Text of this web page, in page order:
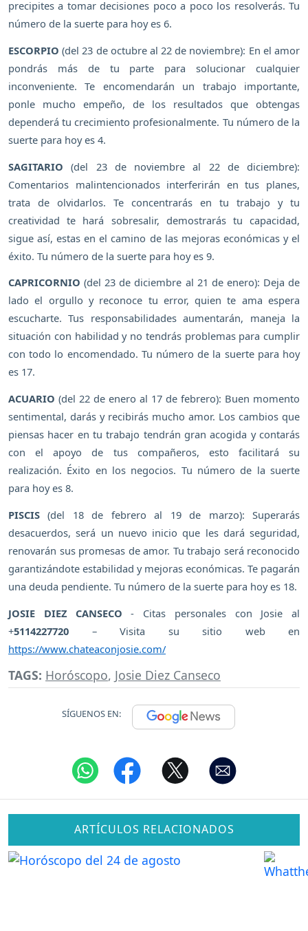
precipites a tomar decisiones poco a poco los resolverás. Tu
número de la suerte para hoy es 6.
ESCORPIO (del 23 de octubre al 22 de noviembre): En el amor
pondrás más de tu parte para solucionar cualquier
inconveniente. Te encomendarán un trabajo importante,
ponle mucho empeño, de los resultados que obtengas
dependerá tu crecimiento profesionalmente. Tu número de la
suerte para hoy es 4.
SAGITARIO (del 23 de noviembre al 22 de diciembre):
Comentarios malintencionados interferirán en tus planes,
trata de olvidarlos. Te concentrarás en tu trabajo y tu
creatividad te hará sobresalir, demostrarás tu capacidad,
sigue así, estas en el camino de las mejoras económicas y el
éxito. Tu número de la suerte para hoy es 9.
CAPRICORNIO (del 23 de diciembre al 21 de enero): Deja de
lado el orgullo y reconoce tu error, quien te ama espera
escucharte. Tus responsabilidades aumentarán, maneja la
situación con habilidad y no tendrás problemas para cumplir
con todo lo encomendado. Tu número de la suerte para hoy
es 17.
ACUARIO (del 22 de enero al 17 de febrero): Buen momento
sentimental, darás y recibirás mucho amor. Los cambios que
piensas hacer en tu trabajo tendrán gran acogida y contarás
con el apoyo de tus compañeros, esto facilitará su
realización. Éxito en los negocios. Tu número de la suerte
para hoy es 8.
PISCIS (del 18 de febrero al 19 de marzo): Superarás
desacuerdos, será un nuevo inicio que les dará seguridad,
renovarán sus promesas de amor. Tu trabajo será reconocido
garantizándote estabilidad y mejoras económicas. Te pagarán
una deuda pendiente. Tu número de la suerte para hoy es 18.
JOSIE DIEZ CANSECO - Citas personales con Josie al
+5114227720 – Visita su sitio web en
https://www.chateaconjosie.com/
TAGS: Horóscopo, Josie Diez Canseco
SÍGUENOS EN:
ARTÍCULOS RELACIONADOS